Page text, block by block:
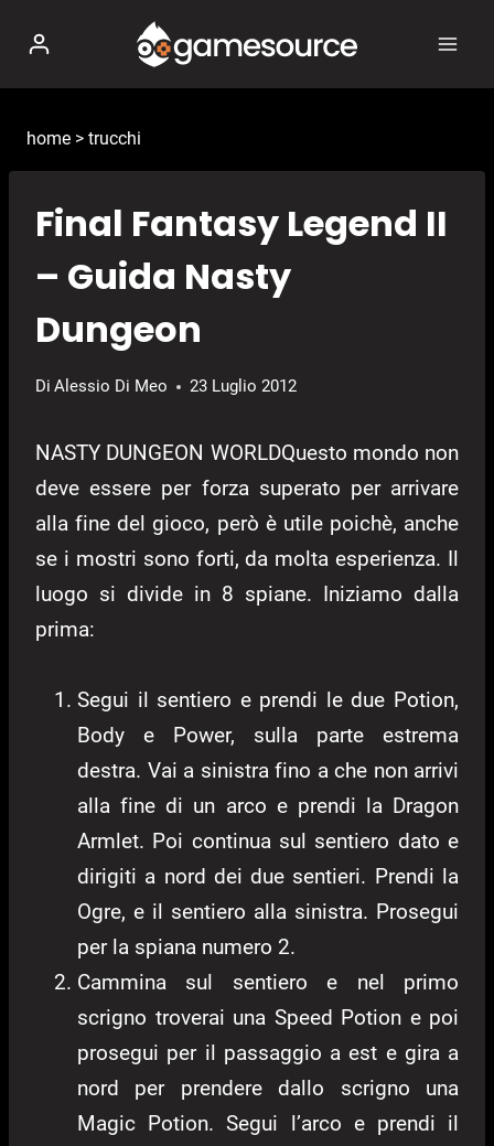
contenuto
home > trucchi
Final Fantasy Legend II
– Guida Nasty
Dungeon
Di Alessio Di Meo 23 Luglio 2012
NASTY DUNGEON WORLDQuesto mondo non
deve essere per forza superato per arrivare
alla fine del gioco, però è utile poichè, anche
se i mostri sono forti, da molta esperienza. Il
luogo si divide in 8 spiane. Iniziamo dalla
prima:
Segui il sentiero e prendi le due Potion,
Body e Power, sulla parte estrema
destra. Vai a sinistra fino a che non arrivi
alla fine di un arco e prendi la Dragon
Armlet. Poi continua sul sentiero dato e
dirigiti a nord dei due sentieri. Prendi la
Ogre, e il sentiero alla sinistra. Prosegui
per la spiana numero 2.
Cammina sul sentiero e nel primo
scrigno troverai una Speed Potion e poi
prosegui per il passaggio a est e gira a
nord per prendere dallo scrigno una
Magic Potion. Segui l’arco e prendi il